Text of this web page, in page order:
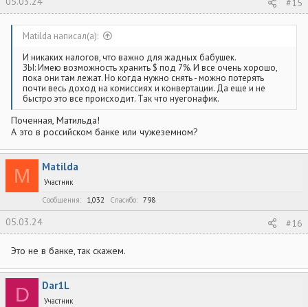
#15
Matilda написал(а):
И никаких налогов, что важно для жадных бабушек.
ЗЫ: Имею возможность хранить $ под 7%. И все очень хорошо,
пока они там лежат. Но когда нужно снять - можно потерять
почти весь доход на комиссиях и конвертации. Да еще и не
быстро это все происходит. Так что нуегонафик.
Поченная, Матильда!
А это в российском банке или чужеземном?
M Matilda
Участник
Сообщения
1,032 Спасибо 798
05.03.24 #16
Это не в банке, так скажем.
D Dar1L
Участник